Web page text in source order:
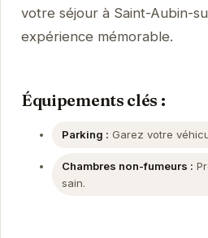
votre séjour à Saint-Aubin-
expérience mémorable.
Équipements clés :
Parking : Garez votre
Chambres non-fumeurs :
sain.